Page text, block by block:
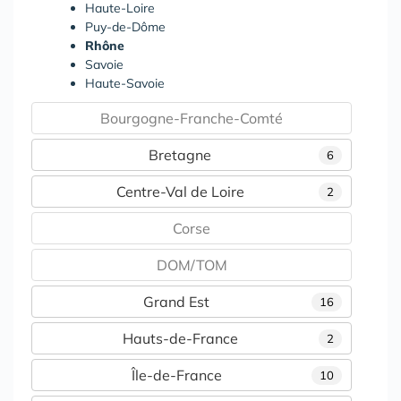
Haute-Loire
Puy-de-Dôme
Rhône
Savoie
Haute-Savoie
Bourgogne-Franche-Comté
6
Bretagne
2
Centre-Val de Loire
Corse
DOM/TOM
16
Grand Est
2
Hauts-de-France
10
Île-de-France